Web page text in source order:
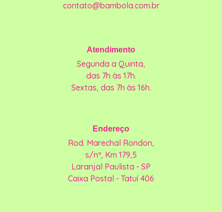
contato@bambola.com.br
Atendimento
Segunda a Quinta,
das 7h às 17h.
Sextas, das 7h às 16h.
Endereço
Rod. Marechal Rondon,
s/nº, Km 179,5
Laranjal Paulista - SP
Caixa Postal - Tatuí 406